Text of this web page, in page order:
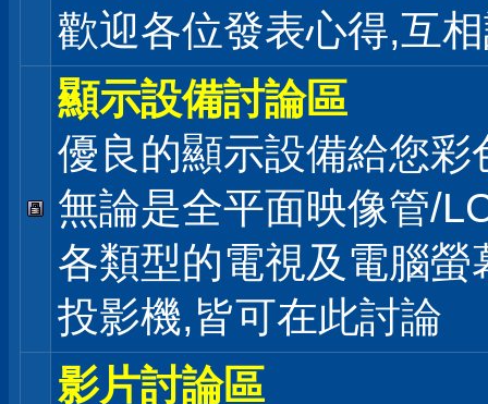
歡迎各位發表心得,互
顯示設備討論區
優良的顯示設備給您彩
無論是全平面映像管/
各類型的電視及電腦螢
投影機,皆可在此討論
影片討論區